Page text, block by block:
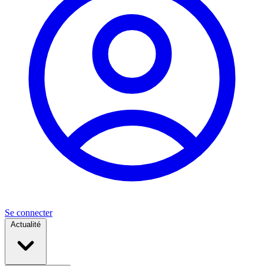
Se connecter
Actualité